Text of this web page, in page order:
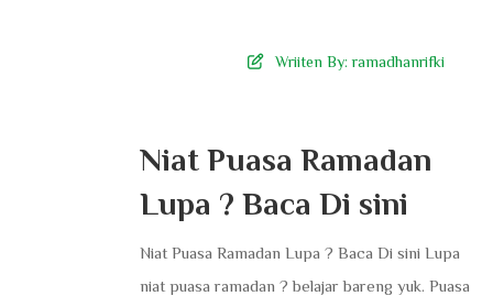
Wriiten By:ramadhanrifki
Niat Puasa Ramadan
Lupa ? Baca Di sini
Niat Puasa Ramadan Lupa ? Baca Di sini Lupa
niat puasa ramadan ? belajar bareng yuk. Puasa